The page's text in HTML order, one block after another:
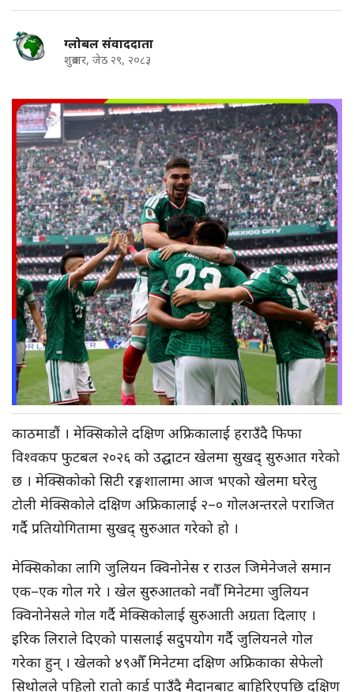
ग्लोबल संवाददाता
शुक्रबार, जेठ २९, २०८३
काठमाडौं । मेक्सिकोले दक्षिण अफ्रिकालाई हराउँदै फिफा
विश्वकप फुटबल २०२६ को उद्घाटन खेलमा सुखद् सुरुआत गरेको
छ । मेक्सिकोको सिटी रङ्गशालामा आज भएको खेलमा घरेलु
टोली मेक्सिकोले दक्षिण अफ्रिकालाई २–० गोलअन्तरले पराजित
गर्दै प्रतियोगितामा सुखद् सुरुआत गरेको हो ।
मेक्सिकोका लागि जुलियन क्विनोनेस र राउल जिमेनेजले समान
एक–एक गोल गरे । खेल सुरुआतको नवौँ मिनेटमा जुलियन
क्विनोनेसले गोल गर्दै मेक्सिकोलाई सुरुआती अग्रता दिलाए ।
इरिक लिराले दिएको पासलाई सदुपयोग गर्दै जुलियनले गोल
गरेका हुन् । खेलको ४९औँ मिनेटमा दक्षिण अफ्रिकाका सेफेलो
सिथोलले पहिलो रातो कार्ड पाउँदै मैदानबाट बाहिरिएपछि दक्षिण